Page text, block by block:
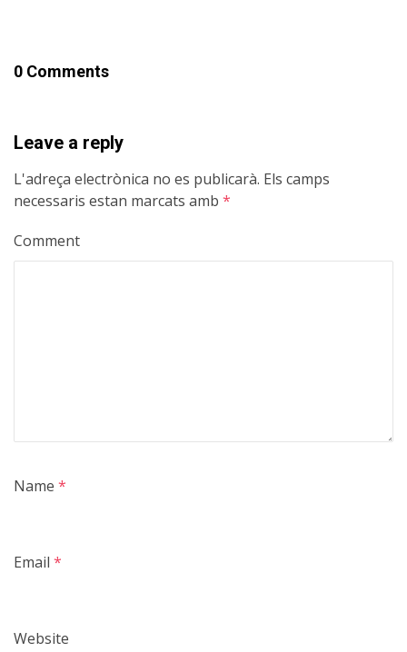
0 Comments
Leave a reply
L'adreça electrònica no es publicarà. Els camps
necessaris estan marcats amb *
Comment
Name *
Email *
Website